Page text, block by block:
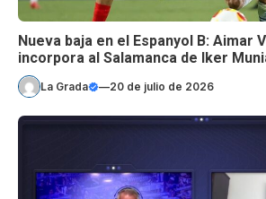
Nueva baja en el Espanyol B: Aimar
incorpora al Salamanca de Iker
La Grada —20 de julio de 2026